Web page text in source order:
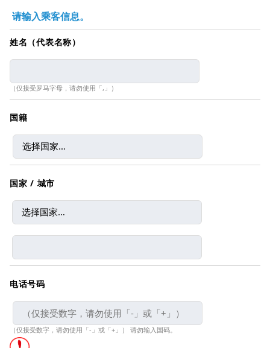
请输入乘客信息。
姓名（代表名称）
（仅接受罗马字母，请勿使用「,」）
国籍
国家 / 城市
电话号码
（仅接受数字，请勿使用「-」或「+」） 请勿输入国码。